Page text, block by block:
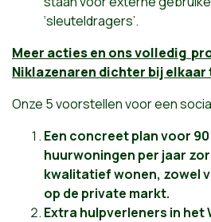
‘sleuteldragers’.
Meer acties en ons volledig
Niklazenaren dichter bij elkaar
Onze 5 voorstellen voor een
Een concreet plan voor
huurwoningen per jaar
kwalitatief wonen, zowel
op de private markt.
Extra hulpverleners in het